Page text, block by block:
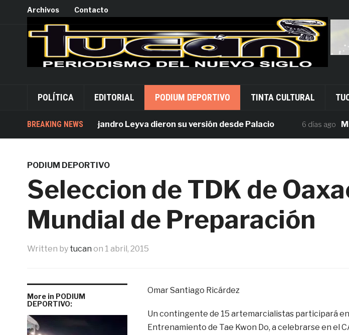
Archivos Contacto
POLÍTICA EDITORIAL PODIUM DEPORTIVO TINTA CULTURAL
BREAKING NEWS
Acusados por Alejandro Leyva dieron su versión desde Palacio 6 días ago
PODIUM DEPORTIVO
Seleccion de TDK de
Mundial de Preparación
Written by tucan on 1 abril, 2015
More in PODIUM
DEPORTIVO:
Omar Santiago Ricárdez
Un contingente de 15 artemarcialistas participará
Entrenamiento de Tae Kwon Do, a celebrarse en el